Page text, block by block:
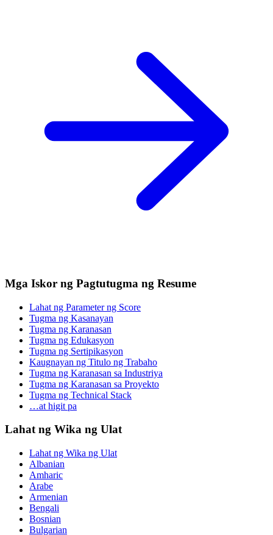
Mga Iskor ng Pagtutugma ng Resume
Lahat ng Parameter ng Score
Tugma ng Kasanayan
Tugma ng Karanasan
Tugma ng Edukasyon
Tugma ng Sertipikasyon
Kaugnayan ng Titulo ng Trabaho
Tugma ng Karanasan sa Industriya
Tugma ng Karanasan sa Proyekto
Tugma ng Technical Stack
…at higit pa
Lahat ng Wika ng Ulat
Lahat ng Wika ng Ulat
Albanian
Amharic
Arabe
Armenian
Bengali
Bosnian
Bulgarian